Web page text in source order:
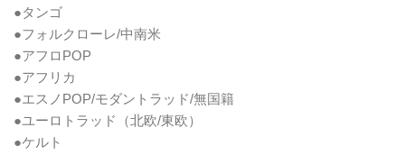
●タンゴ
●フォルクローレ/中南米
●アフロPOP
●アフリカ
●エスノPOP/モダントラッド/無国籍
●ユーロトラッド（北欧/東欧）
●ケルト